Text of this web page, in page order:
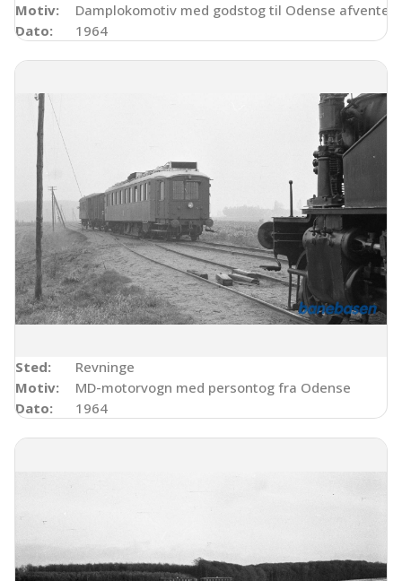
Motiv:
Damplokomotiv med godstog til Odense afventer
Dato:
1964
Sted:
Revninge
Motiv:
MD-motorvogn med persontog fra Odense
Dato:
1964